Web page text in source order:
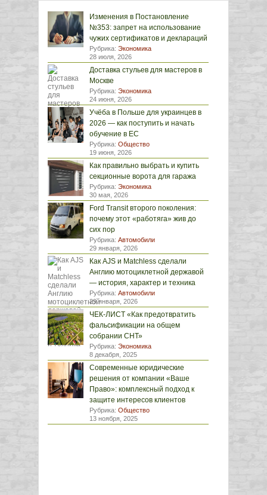
Изменения в Постановление
№353: запрет на использование
чужих сертификатов и деклараций
Рубрика: Экономика
28 июля, 2026
Доставка стульев для мастеров в
Москве
Рубрика: Экономика
24 июня, 2026
Учёба в Польше для украинцев в
2026 — как поступить и начать
обучение в ЕС
Рубрика: Общество
19 июня, 2026
Как правильно выбрать и купить
секционные ворота для гаража
Рубрика: Экономика
30 мая, 2026
Ford Transit второго поколения:
почему этот «работяга» жив до
сих пор
Рубрика: Автомобили
29 января, 2026
Как AJS и Matchless сделали
Англию мотоциклетной державой
— история, характер и техника
Рубрика: Автомобили
29 января, 2026
ЧЕК-ЛИСТ «Как предотвратить
фальсификации на общем
собрании СНТ»
Рубрика: Экономика
8 декабря, 2025
Современные юридические
решения от компании «Ваше
Право»: комплексный подход к
защите интересов клиентов
Рубрика: Общество
13 ноября, 2025